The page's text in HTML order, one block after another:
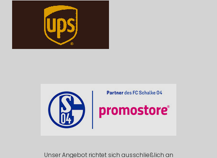
Unser Angebot richtet sich ausschließlich an